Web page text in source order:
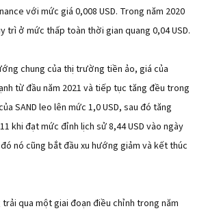
với mức giá 0,008 USD. Trong năm 2020
trì ở mức thấp toàn thời gian quang 0,04 USD.
chung của thị trường tiền ảo, giá của
từ đầu năm 2021 và tiếp tục tăng đều trong
SAND leo lên mức 1,0 USD, sau đó tăng
khi đạt mức đỉnh lịch sử 8,44 USD vào ngày
nó cũng bắt đầu xu hướng giảm và kết thúc
trải qua một giai đoạn điều chỉnh trong năm